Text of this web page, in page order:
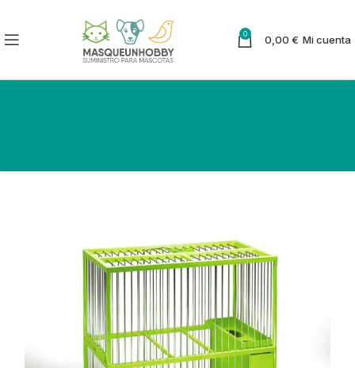
0 0,00 € Mi cuenta